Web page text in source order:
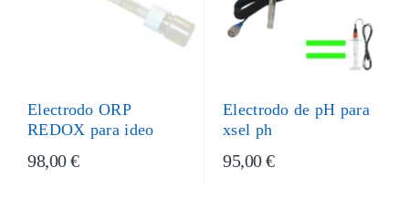
Electrodo ORP
REDOX para ideo
98,00 €
Electrodo de pH para
xsel ph
95,00 €